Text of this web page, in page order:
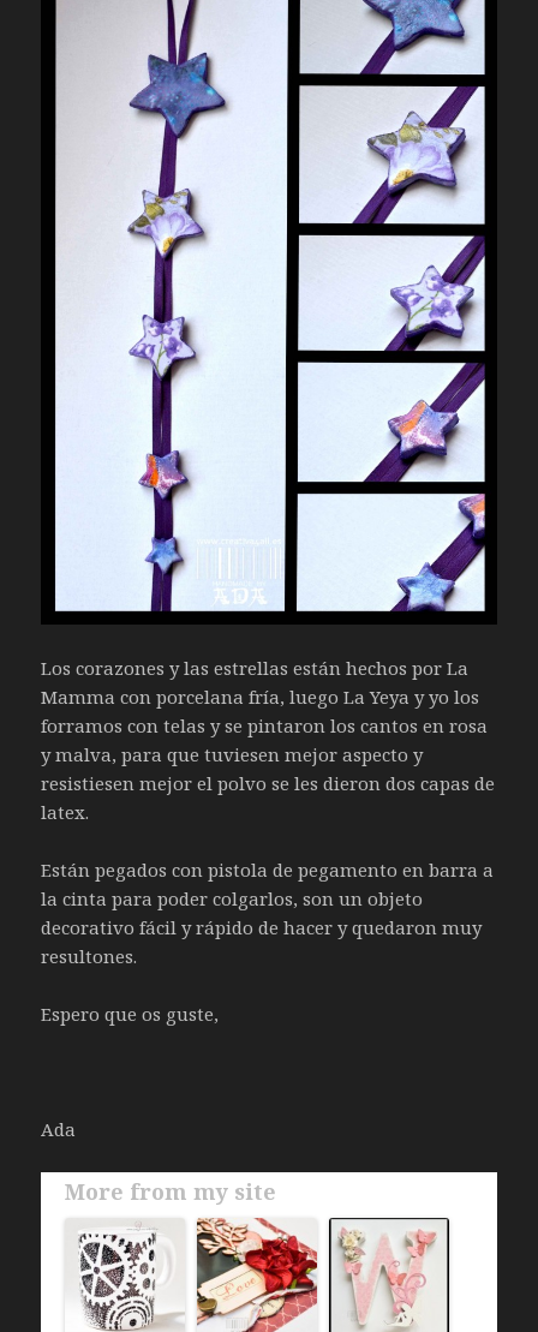
Los corazones y las estrellas están hechos por La
Mamma con porcelana fría, luego La Yeya y yo los
forramos con telas y se pintaron los cantos en rosa
y malva, para que tuviesen mejor aspecto y
resistiesen mejor el polvo se les dieron dos capas de
latex.
Están pegados con pistola de pegamento en barra a
la cinta para poder colgarlos, son un objeto
decorativo fácil y rápido de hacer y quedaron muy
resultones.
Espero que os guste,
Ada
More from my site